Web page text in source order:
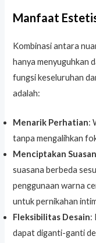
Manfaat
Kombinasi antara
hanya menyuguhkan
fungsi keseluruhan
adalah:
Menarik Perhatian:
tanpa mengalihkan
Menciptakan
suasana berbeda
penggunaan warna
untuk pernikahan
Fleksibilitas Desain:
dapat diganti-ganti